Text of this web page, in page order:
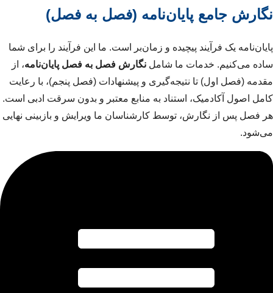
نگارش جامع پایان‌نامه (فصل به فصل)
پایان‌نامه یک فرآیند پیچیده و زمان‌بر است. ما این فرآیند را برای شما
ساده می‌کنیم. خدمات ما شامل نگارش فصل به فصل پایان‌نامه، از
مقدمه (فصل اول) تا نتیجه‌گیری و پیشنهادات (فصل پنجم)، با رعایت
کامل اصول آکادمیک، استناد به منابع معتبر و بدون سرقت ادبی است.
هر فصل پس از نگارش، توسط کارشناسان ما ویرایش و بازبینی نهایی
می‌شود.